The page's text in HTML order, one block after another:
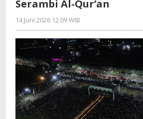
Menuju
Serambi
Al-
Qur’an
Serambi Al-Qur’an
14 Juni 2026 12:09 WIB
Faisal